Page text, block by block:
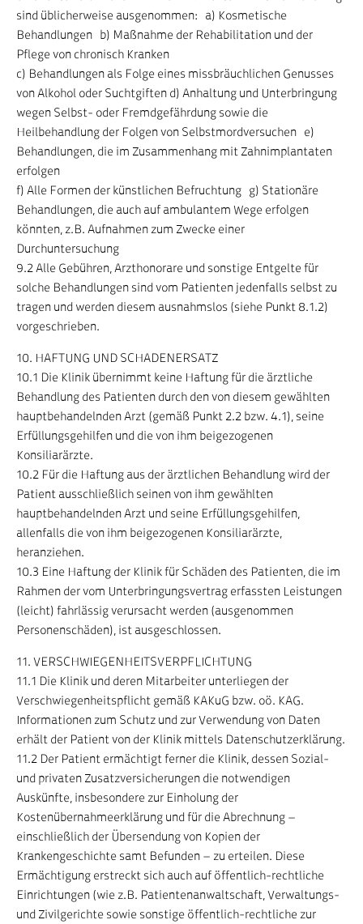
sind üblicherweise ausgenommen: a) Kosmetische
Behandlungen b) Maßnahme der Rehabilitation und der
Pflege von chronisch Kranken
c) Behandlungen als Folge eines missbräuchlichen Genusses
von Alkohol oder Suchtgiften d) Anhaltung und Unterbringung
wegen Selbst- oder Fremdgefährdung sowie die
Heilbehandlung der Folgen von Selbstmordversuchen e)
Behandlungen, die im Zusammenhang mit Zahnimplantaten
erfolgen
f) Alle Formen der künstlichen Befruchtung g) Stationäre
Behandlungen, die auch auf ambulantem Wege erfolgen
könnten, z.B. Aufnahmen zum Zwecke einer
Durchuntersuchung
9.2 Alle Gebühren, Arzthonorare und sonstige Entgelte für
solche Behandlungen sind vom Patienten jedenfalls selbst zu
tragen und werden diesem ausnahmslos (siehe Punkt 8.1.2)
vorgeschrieben.
10. HAFTUNG UND SCHADENERSATZ
10.1 Die Klinik übernimmt keine Haftung für die ärztliche
Behandlung des Patienten durch den von diesem gewählten
hauptbehandelnden Arzt (gemäß Punkt 2.2 bzw. 4.1), seine
Erfüllungsgehilfen und die von ihm beigezogenen
Konsiliarärzte.
10.2 Für die Haftung aus der ärztlichen Behandlung wird der
Patient ausschließlich seinen von ihm gewählten
hauptbehandelnden Arzt und seine Erfüllungsgehilfen,
allenfalls die von ihm beigezogenen Konsiliarärzte,
heranziehen.
10.3 Eine Haftung der Klinik für Schäden des Patienten, die im
Rahmen der vom Unterbringungsvertrag erfassten Leistungen
(leicht) fahrlässig verursacht werden (ausgenommen
Personenschäden), ist ausgeschlossen.
11. VERSCHWIEGENHEITSVERPFLICHTUNG
11.1 Die Klinik und deren Mitarbeiter unterliegen der
Verschwiegenheitspflicht gemäß KAKuG bzw. oö. KAG.
Informationen zum Schutz und zur Verwendung von Daten
erhält der Patient von der Klinik mittels Datenschutzerklärung.
11.2 Der Patient ermächtigt ferner die Klinik, dessen Sozial-
und privaten Zusatzversicherungen die notwendigen
Auskünfte, insbesondere zur Einholung der
Kostenübernahmeerklärung und für die Abrechnung –
einschließlich der Übersendung von Kopien der
Krankengeschichte samt Befunden – zu erteilen. Diese
Ermächtigung erstreckt sich auch auf öffentlich-rechtliche
Einrichtungen (wie z.B. Patientenanwaltschaft, Verwaltungs-
und Zivilgerichte sowie sonstige öffentlich-rechtliche zur